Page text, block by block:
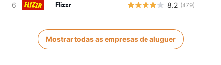
Flizzr 8.2 (479)
Mostrar todas as empresas de aluguer